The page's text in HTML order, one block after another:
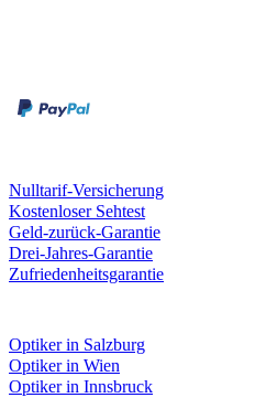
Nulltarif-Versicherung
Kostenloser Sehtest
Geld-zurück-Garantie
Drei-Jahres-Garantie
Zufriedenheitsgarantie
Optiker in Salzburg
Optiker in Wien
Optiker in Innsbruck